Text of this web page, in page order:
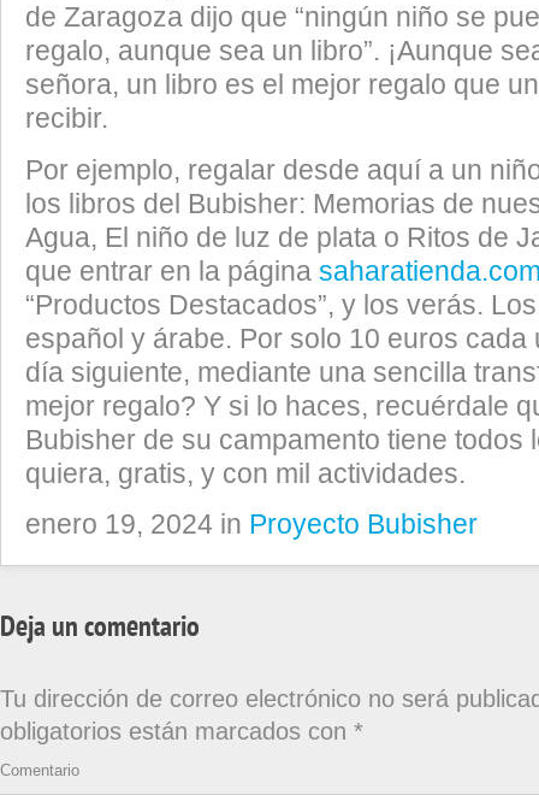
de Zaragoza dijo que “ningún niño se
regalo, aunque sea un libro”. ¡Aunque
señora, un libro es el mejor regalo que
recibir.
Por ejemplo, regalar desde aquí a un
los libros del Bubisher: Memorias de
Agua, El niño de luz de plata o Ritos de
que entrar en la página
“Productos Destacados”, y los verás.
español y árabe. Por solo 10 euros cada
día siguiente, mediante una sencilla
mejor regalo? Y si lo haces, recuérdale
Bubisher de su campamento tiene todos
quiera, gratis, y con mil actividades.
enero 19, 2024 in Proyecto Bubisher
Deja un comentario
Tu dirección de correo electrónico no será
obligatorios están marcados con *
Comentario